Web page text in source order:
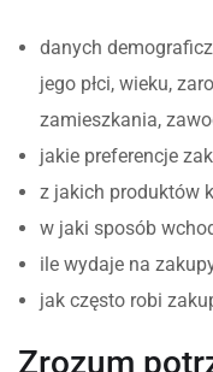
danych
jego płci, wieku,
zamieszkania,
jakie preferencje
z jakich produktów
w jaki sposób
ile wydaje na
jak często robi
Zrozum